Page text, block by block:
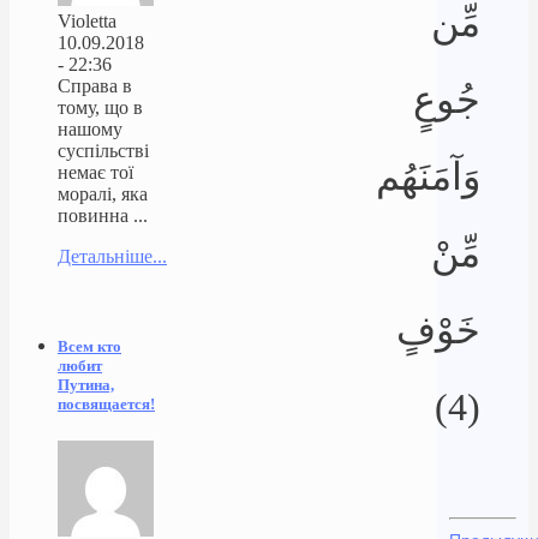
مِّن
جُوعٍ
وَآمَنَهُم
مِّنْ
خَوْفٍ
(4)
Violetta
10.09.2018
- 22:36
Справа в
тому, що в
нашому
суспільстві
немає тої
моралі, яка
повинна ...
Детальніше...
Всем кто
любит
Путина,
посвящается!